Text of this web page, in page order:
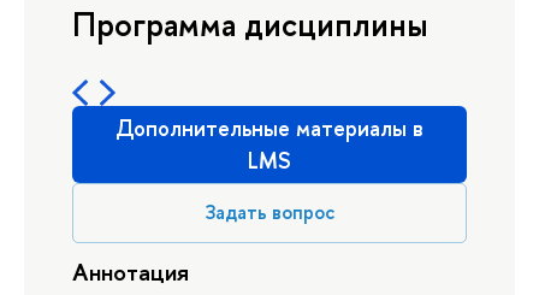
Программа дисциплины
Дополнительные материалы в
LMS
Задать вопрос
Аннотация